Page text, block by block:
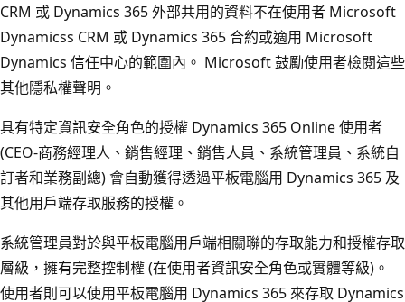
CRM 或 Dynamics 365 外部共用的資料不在使用者 Microsoft
Dynamicss CRM 或 Dynamics 365 合約或適用 Microsoft
Dynamics 信任中心的範圍內。 Microsoft 鼓勵使用者檢閱這些
其他隱私權聲明。
具有特定資訊安全角色的授權 Dynamics 365 Online 使用者
(CEO-商務經理人、銷售經理、銷售人員、系統管理員、系統自
訂者和業務副總) 會自動獲得透過平板電腦用 Dynamics 365 及
其他用戶端存取服務的授權。
系統管理員對於與平板電腦用戶端相關聯的存取能力和授權存取
層級，擁有完整控制權 (在使用者資訊安全角色或實體等級)。
使用者則可以使用平板電腦用 Dynamics 365 來存取 Dynamics